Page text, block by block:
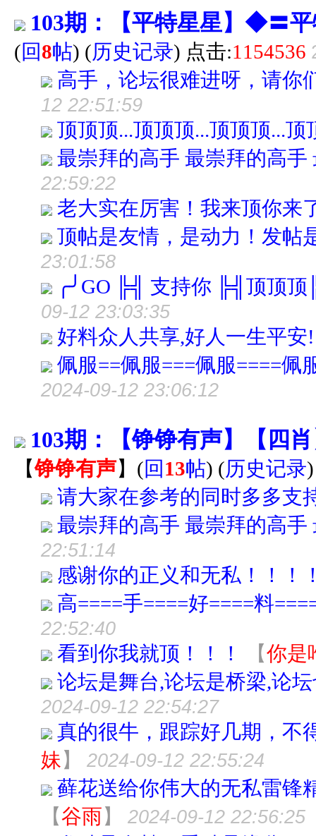
103期：【平特星星】◆〓
(回8帖) (历史记录) 点击:1154536
高手，论坛很难进呀，请你
12 22:51:59
顶顶顶...顶顶顶...顶顶顶...顶
最崇拜的高手 最崇拜的高手
22:59:22
老大实在厉害！我来顶你来
顶帖是友情，是动力！发帖
23:01:58
╭╯GO ╠╣ 支持你 ╠╣顶顶
09-12 23:03:35
好料众人共享,好人一生平安!
佩服==佩服===佩服====佩
2024-09-12 23:06:12
103期：【铮铮有声】【四
【铮铮有声】 (回 13帖) (历史记录
请大家在参考的同时多多支
最崇拜的高手 最崇拜的高手
22:51:14
感谢你的正义和无私！！！
高====手====好====料
22:52:40
看到你我就顶！！！ 【你是
论坛是舞台,论坛是桥梁,论
2024-09-12 22:54:27
真的很牛，跟踪好几期，不
妹 】 2024-09-12 22:55:24
藓花送给你伟大的无私雷锋
【谷雨】 2024-09-12 22:56:25